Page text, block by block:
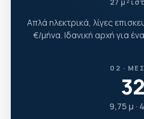
27 μ²
Απλά ηλεκτρικά, λίγες
€/μήνα. Ιδανική αρχή για
02 ·
32
9,75 μ ·